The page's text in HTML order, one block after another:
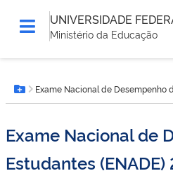
UNIVERSIDADE
Ministério da Educação
está
aqui:Botão Menu
Exame Nacional de Desempenho
Exame Nacional de
Estudantes